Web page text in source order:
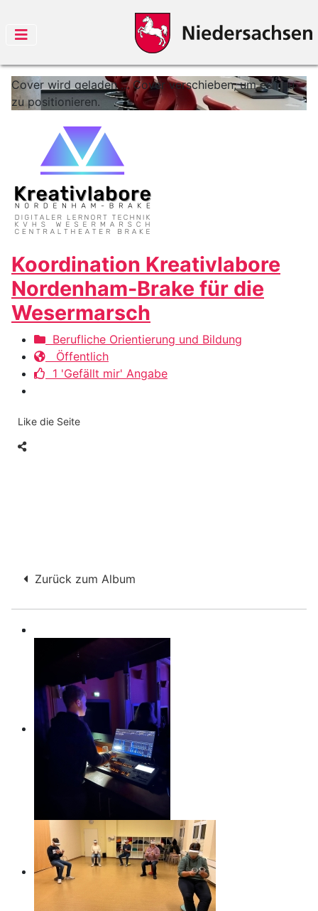
Cover wird geladen ... Cover verschieben, um es neu
zu positionieren.
Koordination Kreativlabore
Nordenham-Brake für die
Wesermarsch
Berufliche Orientierung und Bildung
Öffentlich
1 'Gefällt mir' Angabe
Like die Seite
Zurück zum Album